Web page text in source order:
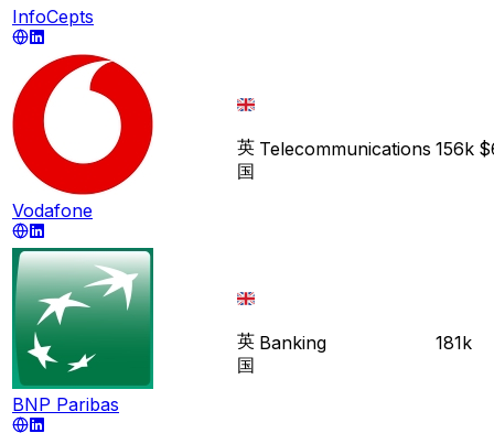
InfoCepts
Vodafone
英
国
Telecommunications 156k
BNP Paribas
英
国
Banking 181k